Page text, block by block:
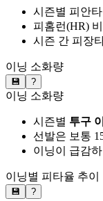
시즌별 피안
피홈런(HR)
시즌 간 피장
이닝 소화량
💾 ?
이닝 소화량
시즌별 투구
선발은 보통
이닝이 급감
이닝별 피타율 추이
💾 ?